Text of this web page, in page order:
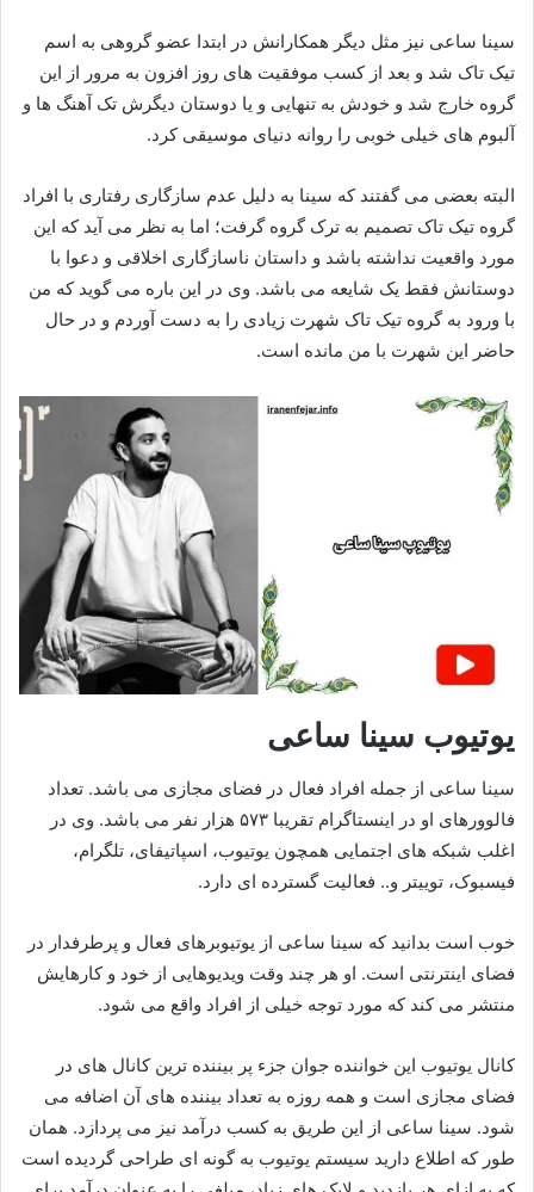
سینا ساعی نیز مثل دیگر همکارانش در ابتدا عضو گروهی به اسم
تیک تاک شد و بعد از کسب موفقیت های روز افزون به مرور از این
گروه خارج شد و خودش به تنهایی و یا دوستان دیگرش تک آهنگ ها و
آلبوم های خیلی خوبی را روانه دنیای موسیقی کرد.
البته بعضی می‌ گفتند که سینا به دلیل عدم سازگاری رفتاری با افراد
گروه تیک تاک تصمیم به ترک گروه گرفت؛ اما به نظر می‌ آید که این
مورد واقعیت نداشته باشد و داستان ناسازگاری اخلاقی و دعوا با
دوستانش فقط یک شایعه می باشد. وی در این باره می گوید که من
با ورود به گروه تیک تاک شهرت زیادی را به دست آوردم و در حال
حاضر این شهرت با من مانده است.
یوتیوب سینا ساعی
سینا ساعی از جمله افراد فعال در فضای مجازی می باشد. تعداد
فالوورهای او در اینستاگرام تقریبا ۵۷۳ هزار نفر می باشد. وی در
اغلب شبکه های اجتمایی همچون یوتیوب، اسپاتیفای، تلگرام،
فیسبوک، توییتر و.. فعالیت گسترده ای دارد.
خوب است بدانید که سینا ساعی از یوتیوبرهای فعال و پرطرفدار در
فضای اینترنتی است. او هر چند وقت ویدیوهایی از خود و کارهایش
منتشر می‌ کند که مورد توجه خیلی از افراد واقع می شود.
کانال یوتیوب این خواننده جوان جزء پر بیننده ترین کانال های در
فضای مجازی است و همه روزه به تعداد بیننده های آن اضافه می‌
شود. سینا ساعی از این طریق به کسب درآمد نیز می‌ پردازد. همان
طور که اطلاع دارید سیستم یوتیوب به گونه ای طراحی گردیده است